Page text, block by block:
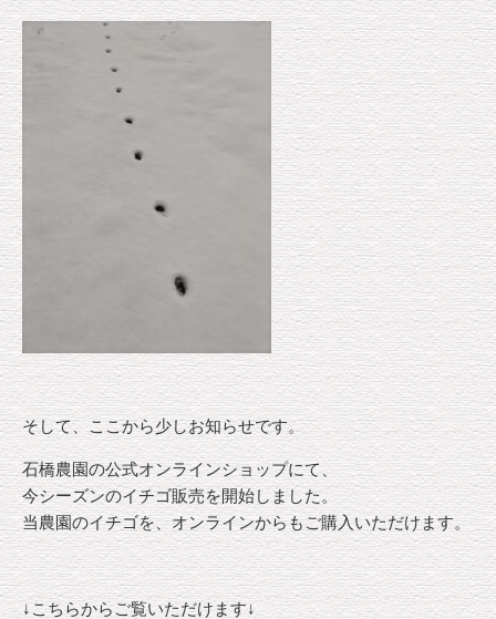
そして、ここから少しお知らせです。
石橋農園の公式オンラインショップにて、
今シーズンのイチゴ販売を開始しました。
当農園のイチゴを、オンラインからもご購入いただけます。
↓こちらからご覧いただけます↓